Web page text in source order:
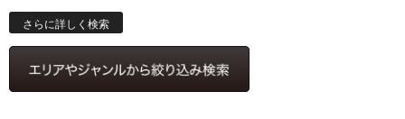
さらに詳しく検索